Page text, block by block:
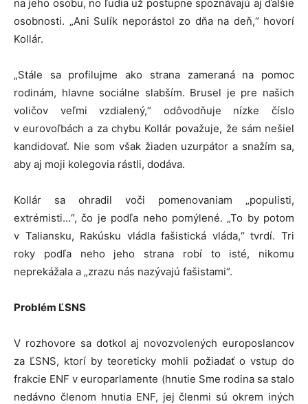
na jeho osobu, no ľudia už postupne spoznávajú aj ďalšie
osobnosti. „Ani Sulík neporástol zo dňa na deň,“ hovorí
Kollár.
„Stále sa profilujme ako strana zameraná na pomoc
rodinám, hlavne sociálne slabším. Brusel je pre našich
voličov veľmi vzdialený,“ odôvodňuje nízke číslo
v eurovoľbách a za chybu Kollár považuje, že sám nešiel
kandidovať. Nie som však žiaden uzurpátor a snažím sa,
aby aj moji kolegovia rástli, dodáva.
Kollár sa ohradil voči pomenovaniam „populisti,
extrémisti…“, čo je podľa neho pomýlené. „To by potom
v Taliansku, Rakúsku vládla fašistická vláda,“ tvrdí. Tri
roky podľa neho jeho strana robí to isté, nikomu
neprekážala a „zrazu nás nazývajú fašistami“.
Problém ĽSNS
V rozhovore sa dotkol aj novozvolených europoslancov
za ĽSNS, ktorí by teoreticky mohli požiadať o vstup do
frakcie ENF v europarlamente (hnutie Sme rodina sa stalo
nedávno členom hnutia ENF, jej členmi sú okrem iných